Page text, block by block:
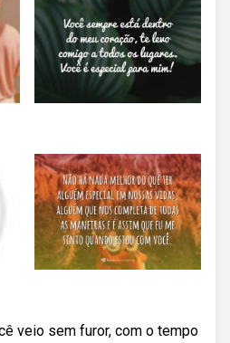
veio sem furor, com o tempo